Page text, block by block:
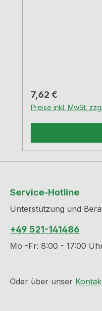
Regulärer Preis:
7,62 €
Preise inkl. MwSt.
Service-Hotline
Unterstützung und
+49 521-141486
Mo -Fr: 8:00 - 17:00
Oder über unser